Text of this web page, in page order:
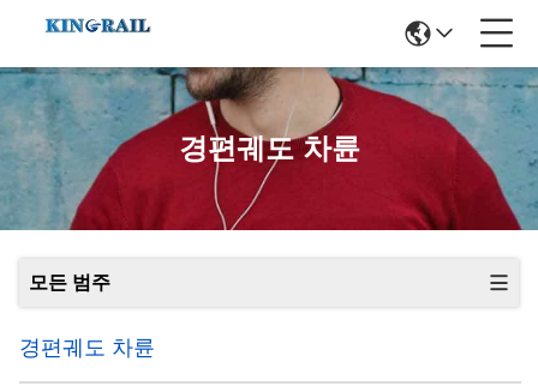
경편궤도 차륜
모든 범주
경편궤도 차륜